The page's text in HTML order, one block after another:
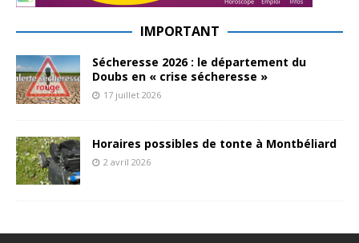
IMPORTANT
Sécheresse 2026 : le département du
Doubs en « crise sécheresse »
17 juillet 2026
Horaires possibles de tonte à Montbéliard
2 avril 2026